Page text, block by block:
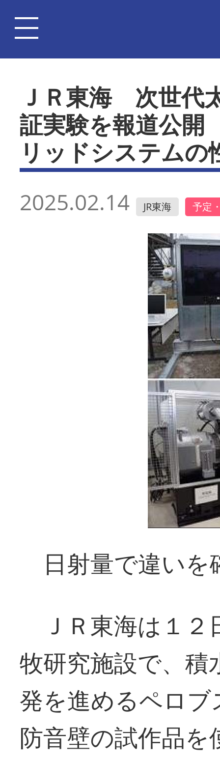
ＪＲ東海 次世代
証実験を報道公
リッドシステムの
2025.02.14 JR東海 予定
日射量で違いを
ＪＲ東海は１２
牧研究施設で、積
発を進めるペロ
防音壁の試作品